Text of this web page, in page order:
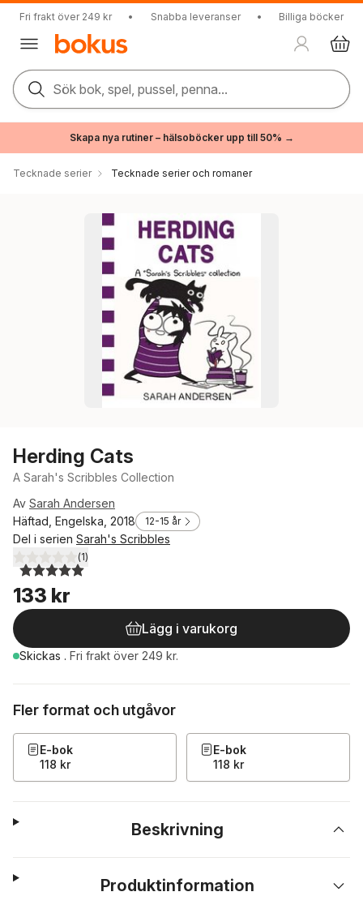
Fri frakt över 249 kr • Snabba leveranser • Billiga böcker
Sök bok, spel, pussel, penna...
Skapa nya rutiner – hälsoböcker upp till 50% →
Tecknade serier Tecknade serier och romaner
Herding Cats
A Sarah's Scribbles Collection
Av Sarah Andersen
Häftad, Engelska, 2018
12-15 år
Del i serien Sarah's Scribbles
5,0utav 5 stjärnor. Totalt antal röster:
(1)
133 kr
Lägg i varukorg
Skickas . Fri frakt över 249 kr.
Fler format och utgåvor
E-bok
118 kr
E-bok
118 kr
Beskrivning
Produktinformation